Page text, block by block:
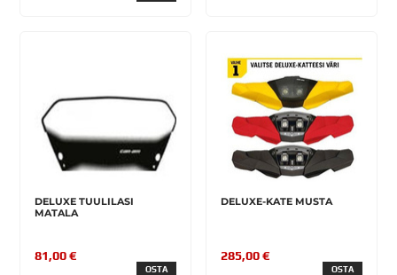
DELUXE TUULILASI
MATALA
81,00 €
OSTA
DELUXE-KATE MUSTA
285,00 €
OSTA